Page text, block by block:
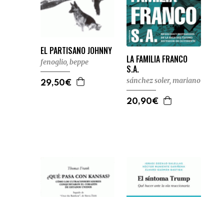
EL PARTISANO JOHNNY
fenoglio, beppe
29,50€
LA FAMILIA FRANCO
S.A.
sánchez soler, mariano
20,90€